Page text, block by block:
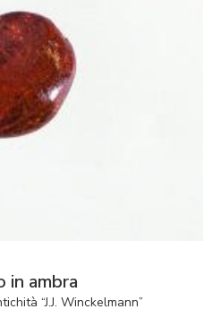
in ambra
“J.J. Winckelmann”